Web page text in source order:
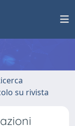
su rivista